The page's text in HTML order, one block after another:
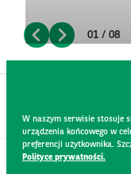
01 / 08
W naszym serwisie stosuje
urządzenia końcowego w
preferencji użytkownika.
Polityce prywatności.
KONTAKT